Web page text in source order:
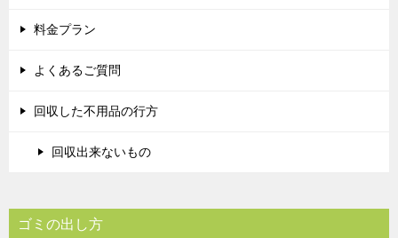
料金プラン
よくあるご質問
回収した不用品の行方
回収出来ないもの
ゴミの出し方